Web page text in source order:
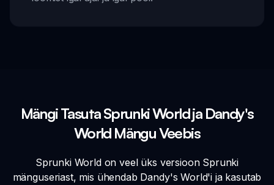
Mängi Tasuta Sprunki World ja Dandy's
World Mängu Veebis
Sprunki World on veel üks versioon Sprunki
mänguseriast, mis ühendab Dandy's World'i ja kasutab